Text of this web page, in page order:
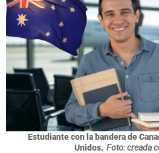
Estudiante con la bandera de
Unidos. Foto: creada